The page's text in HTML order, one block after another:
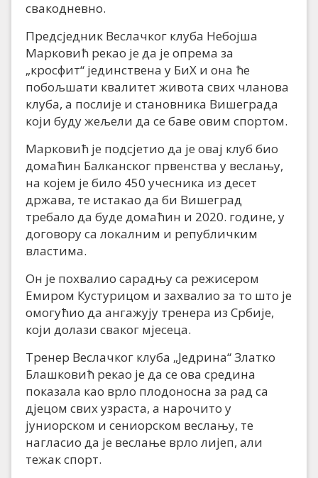
свакодневно.
Предсједник Веслачког клуба Небојша
Марковић рекао је да је опрема за
„кросфит“ јединствена у БиХ и она ће
побољшати квалитет живота свих чланова
клуба, а послије и становника Вишеграда
који буду жељели да се баве овим спортом.
Марковић је подсјетио да је овај клуб био
домаћин Балканског првенства у веслању,
на којем је било 450 учесника из десет
држава, те истакао да би Вишеград
требало да буде домаћин и 2020. године, у
договору са локалним и републичким
властима.
Он је похвалио сарадњу са режисером
Емиром Кустурицом и захвалио за то што је
омогућио да ангажују тренера из Србије,
који долази сваког мјесеца.
Тренер Веслачког клуба „Једрина“ Златко
Блашковић рекао је да се ова средина
показала као врло плодоносна за рад са
дјецом свих узраста, а нарочито у
јуниорском и сениорском веслању, те
нагласио да је веслање врло лијеп, али
тежак спорт.